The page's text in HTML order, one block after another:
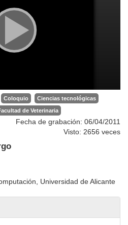
Coloquio
Ciencias tecnológicas
de Veterinaria
Fecha de grabación: 06/04/2011
Visto: 2656 veces
Universidad de Alicante